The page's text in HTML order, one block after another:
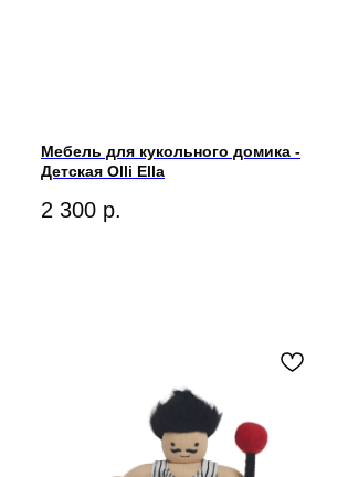
Мебель для кукольного домика -
Детская Olli Ella
2 300 р.